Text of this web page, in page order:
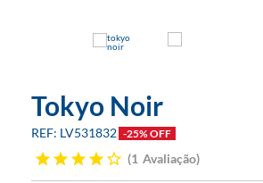
Tokyo Noir
LV531832 -25% OFF
1 Avaliação